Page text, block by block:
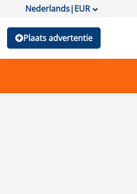
Nederlands|EUR
Plaats advertentie